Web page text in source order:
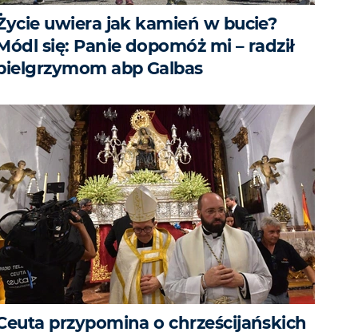
uwiera jak kamień w bucie?
się: Panie dopomóż mi – radził
abp Galbas
przypomina o chrześcijańskich